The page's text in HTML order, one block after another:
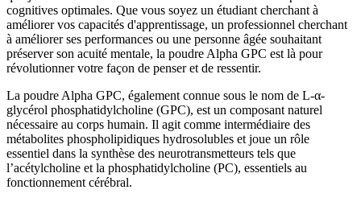
cognitives optimales. Que vous soyez un étudiant cherchant à
améliorer vos capacités d'apprentissage, un professionnel cherchant
à améliorer ses performances ou une personne âgée souhaitant
préserver son acuité mentale, la poudre Alpha GPC est là pour
révolutionner votre façon de penser et de ressentir.
La poudre Alpha GPC, également connue sous le nom de L-α-
glycérol phosphatidylcholine (GPC), est un composant naturel
nécessaire au corps humain. Il agit comme intermédiaire des
métabolites phospholipidiques hydrosolubles et joue un rôle
essentiel dans la synthèse des neurotransmetteurs tels que
l’acétylcholine et la phosphatidylcholine (PC), essentiels au
fonctionnement cérébral.